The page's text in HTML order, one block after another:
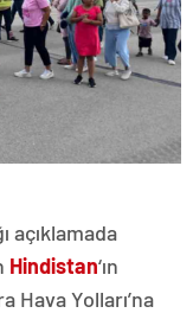
açıklamada
Hindistan‘ın
Yolları’na